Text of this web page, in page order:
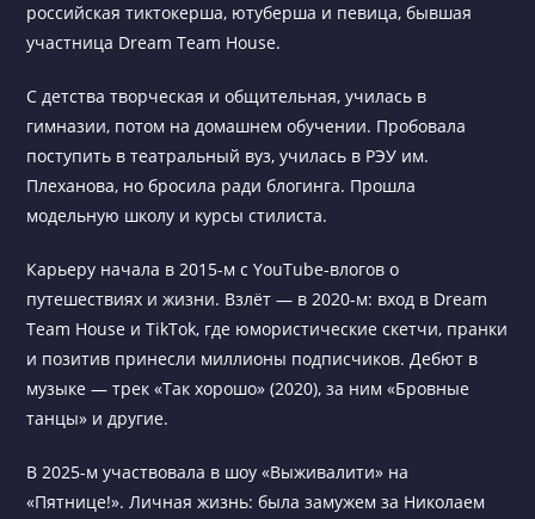
российская тиктокерша, ютуберша и певица, бывшая
участница Dream Team House.
С детства творческая и общительная, училась в
гимназии, потом на домашнем обучении. Пробовала
поступить в театральный вуз, училась в РЭУ им.
Плеханова, но бросила ради блогинга. Прошла
модельную школу и курсы стилиста.
Карьеру начала в 2015-м с YouTube-влогов о
путешествиях и жизни. Взлёт — в 2020-м: вход в Dream
Team House и TikTok, где юмористические скетчи, пранки
и позитив принесли миллионы подписчиков. Дебют в
музыке — трек «Так хорошо» (2020), за ним «Бровные
танцы» и другие.
В 2025-м участвовала в шоу «Выживалити» на
«Пятнице!». Личная жизнь: была замужем за Николаем